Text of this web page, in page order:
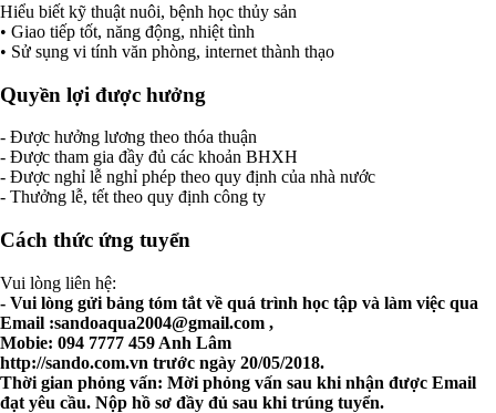
Hiểu biết kỹ thuật nuôi, bệnh học thủy sản
• Giao tiếp tốt, năng động, nhiệt tình
• Sử sụng vi tính văn phòng, internet thành thạo
Quyền lợi được hưởng
- Được hưởng lương theo thóa thuận
- Được tham gia đầy đủ các khoản BHXH
- Được nghỉ lễ nghỉ phép theo quy định của nhà nước
- Thưởng lễ, tết theo quy định công ty
Cách thức ứng tuyển
Vui lòng liên hệ:
- Vui lòng gửi bảng tóm tắt về quá trình học tập và làm việc qua
Email :sandoaqua2004@gmail.com ,
Mobie: 094 7777 459 Anh Lâm
http://sando.com.vn trước ngày 20/05/2018.
Thời gian phỏng vấn: Mời phỏng vấn sau khi nhận được Email
đạt yêu cầu. Nộp hồ sơ đầy đủ sau khi trúng tuyển.